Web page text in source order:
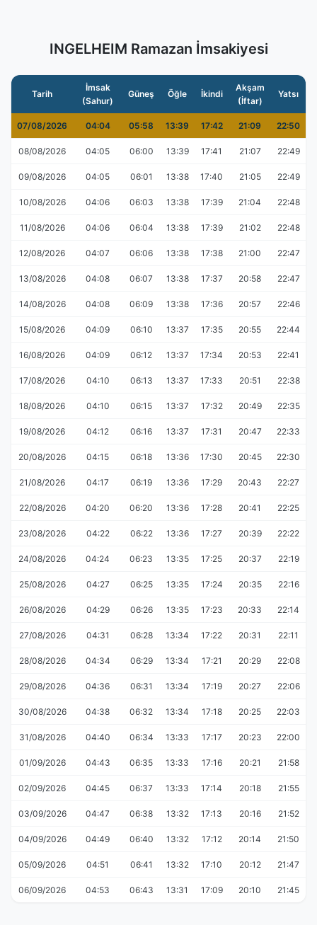
INGELHEIM Ramazan İmsakiyesi
Tarih
İmsak
(Sahur)
Güneş Öğle İkindi
Akşam
(İftar)
Yatsı
07/08/2026 04:04 05:58 13:39 17:42 21:09 22:50
08/08/2026 04:05 06:00 13:39 17:41 21:07 22:49
09/08/2026 04:05 06:01 13:38 17:40 21:05 22:49
10/08/2026 04:06 06:03 13:38 17:39 21:04 22:48
11/08/2026 04:06 06:04 13:38 17:39 21:02 22:48
12/08/2026 04:07 06:06 13:38 17:38 21:00 22:47
13/08/2026 04:08 06:07 13:38 17:37 20:58 22:47
14/08/2026 04:08 06:09 13:38 17:36 20:57 22:46
15/08/2026 04:09 06:10 13:37 17:35 20:55 22:44
16/08/2026 04:09 06:12 13:37 17:34 20:53 22:41
17/08/2026 04:10 06:13 13:37 17:33 20:51 22:38
18/08/2026 04:10 06:15 13:37 17:32 20:49 22:35
19/08/2026 04:12 06:16 13:37 17:31 20:47 22:33
20/08/2026 04:15 06:18 13:36 17:30 20:45 22:30
21/08/2026 04:17 06:19 13:36 17:29 20:43 22:27
22/08/2026 04:20 06:20 13:36 17:28 20:41 22:25
23/08/2026 04:22 06:22 13:36 17:27 20:39 22:22
24/08/2026 04:24 06:23 13:35 17:25 20:37 22:19
25/08/2026 04:27 06:25 13:35 17:24 20:35 22:16
26/08/2026 04:29 06:26 13:35 17:23 20:33 22:14
27/08/2026 04:31 06:28 13:34 17:22 20:31 22:11
28/08/2026 04:34 06:29 13:34 17:21 20:29 22:08
29/08/2026 04:36 06:31 13:34 17:19 20:27 22:06
30/08/2026 04:38 06:32 13:34 17:18 20:25 22:03
31/08/2026 04:40 06:34 13:33 17:17 20:23 22:00
01/09/2026 04:43 06:35 13:33 17:16 20:21 21:58
02/09/2026 04:45 06:37 13:33 17:14 20:18 21:55
03/09/2026 04:47 06:38 13:32 17:13 20:16 21:52
04/09/2026 04:49 06:40 13:32 17:12 20:14 21:50
05/09/2026 04:51 06:41 13:32 17:10 20:12 21:47
06/09/2026 04:53 06:43 13:31 17:09 20:10 21:45